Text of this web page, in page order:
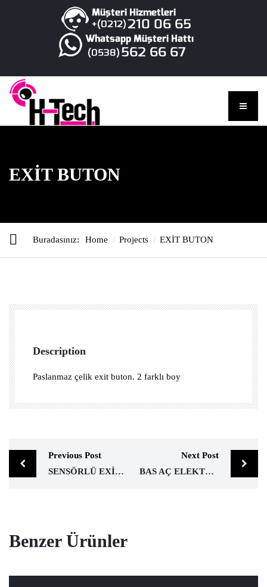
EXİT BUTON
Buradasınız: Home Projects EXİT BUTON
Description
Paslanmaz çelik exit buton. 2 farklı boy
Previous Post
SENSÖRLÜ EXİT BUTON
Next Post
BAS AÇ ELEKTRONİK KİLİT
Benzer Ürünler